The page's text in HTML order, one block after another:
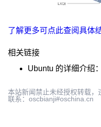
了解更多可点此查阅具体结
相关链接
Ubuntu 的详细介绍：
本站新闻禁止未经授权转载
联系：oscbianji#oschina.cn